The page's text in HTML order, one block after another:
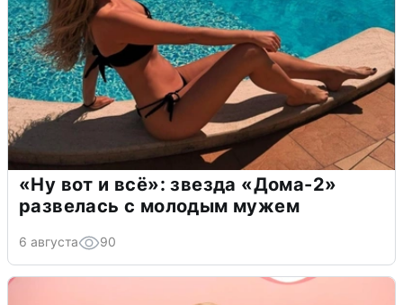
«Ну вот и всё»: звезда «Дома-2»
развелась с молодым мужем
6 августа 90